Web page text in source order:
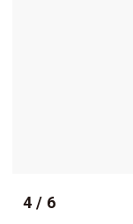
4 / 6